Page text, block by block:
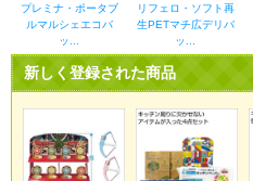
プレミナ・ポータブ
ルマルシェエコバ
ッ...
リフェロ・ソフト再
生PETマチ広デリバ
ッ...
新しく登録された商品